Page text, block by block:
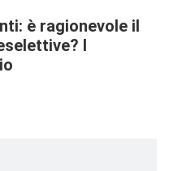
è ragionevole il
I